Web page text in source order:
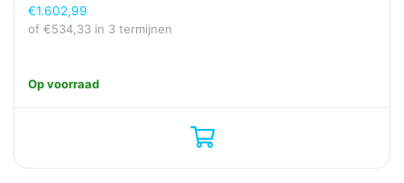
€1.602,99
of €534,33 in 3 termijnen
Op voorraad